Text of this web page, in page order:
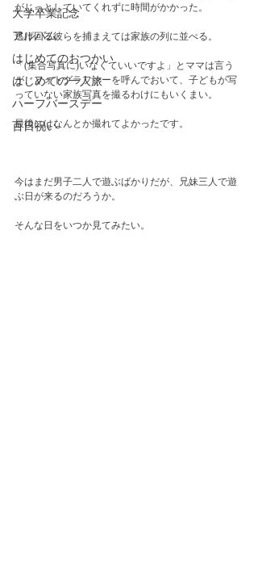
大学卒業記念
アルバム
はじめてのおつかい
はじめての一人旅
ハーフバースデー
百日祝い
がじっとしていてくれずに時間がかかった。
逃げ回る彼らを捕まえては家族の列に並べる。
「(集合写真に)いなくていいですよ」とママは言う
が、フォトグラファーを呼んでおいて、子どもが写
っていない家族写真を撮るわけにもいくまい。
最後にはなんとか撮れてよかったです。
今はまだ男子二人で遊ぶばかりだが、兄妹三人で遊
ぶ日が来るのだろうか。
そんな日をいつか見てみたい。